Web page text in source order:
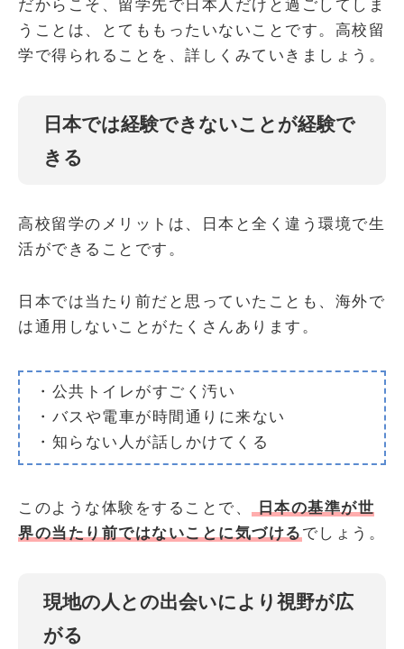
だからこそ、留学先で日本人だけと過ごしてしま
うことは、とてももったいないことです。高校留
学で得られることを、詳しくみていきましょう。
日本では経験できないことが経験で
きる
高校留学のメリットは、日本と全く違う環境で生
活ができることです。
日本では当たり前だと思っていたことも、海外で
は通用しないことがたくさんあります。
・公共トイレがすごく汚い
・バスや電車が時間通りに来ない
・知らない人が話しかけてくる
このような体験をすることで、
日本の基準が世
界の当たり前ではないことに気づける でしょう。
現地の人との出会いにより視野が広
がる